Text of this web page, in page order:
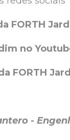
FORTH
no
FORTH
-